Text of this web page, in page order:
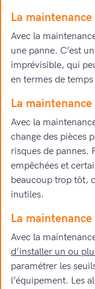
La
Avec la
une panne. C’est
imprévisible, qui
en termes de
La
Avec la
change des pièces
risques de pannes.
empêchées et
beaucoup trop tôt,
inutiles.
La
Avec la
d’installer un ou
paramétrer les
l’équipement. Les